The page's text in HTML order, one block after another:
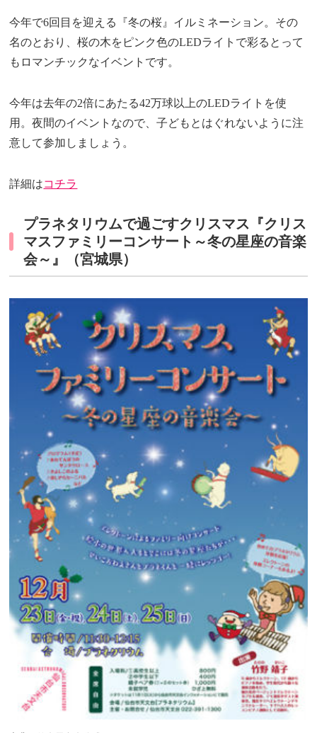
今年で6回目を迎える『冬の桜』イルミネーション。その
名のとおり、桜の木をピンク色のLEDライトで彩るとって
もロマンチックなイベントです。
今年は去年の2倍にあたる42万球以上のLEDライトを使
用。夜間のイベントなので、子どもとはぐれないように注
意して参加しましょう。
詳細はコチラ
プラネタリウムで過ごすクリスマス『クリス
マスファミリーコンサート～冬の星座の音楽
会～』（宮城県）